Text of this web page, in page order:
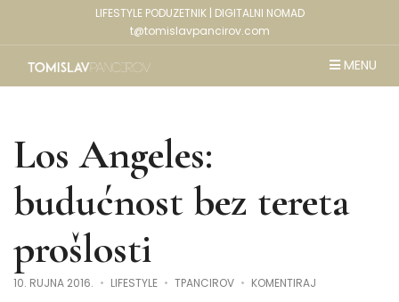
LIFESTYLE PODUZETNIK | DIGITALNI NOMAD
t@tomislavpancirov.com
MENU
Los Angeles:
budućnost bez tereta
prošlosti
10. RUJNA 2016. LIFESTYLE TPANCIROV KOMENTIRAJ